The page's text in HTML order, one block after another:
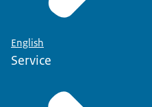
English
Service